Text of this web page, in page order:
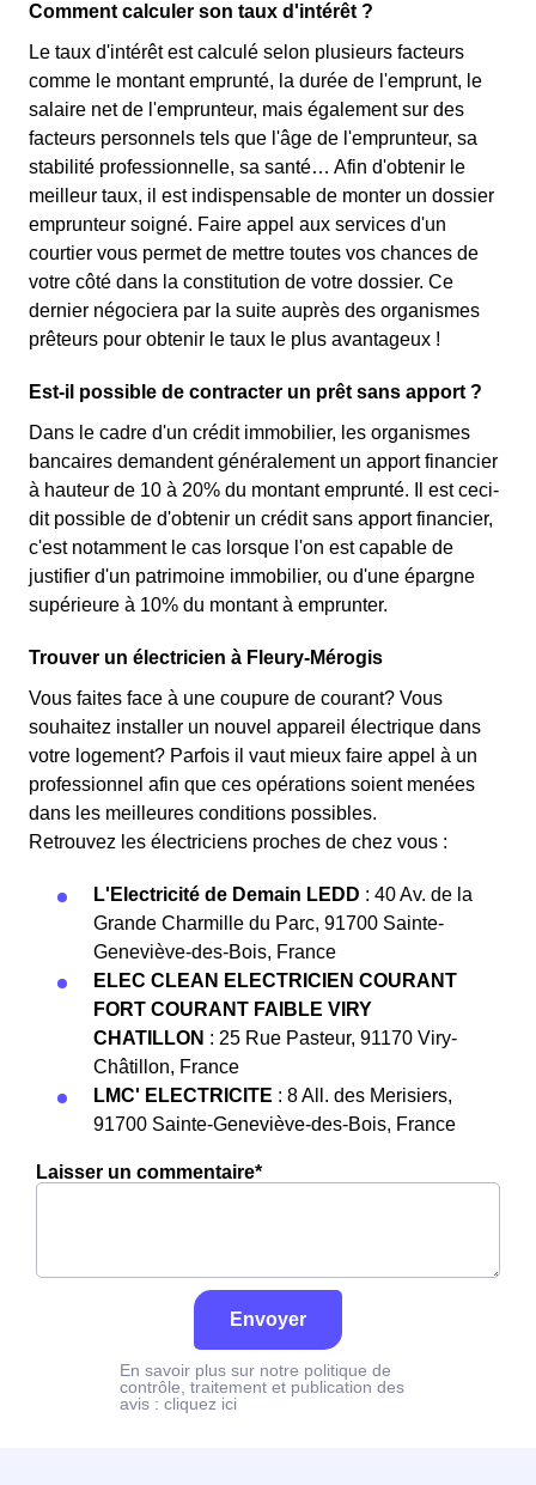
Comment calculer son taux d'intérêt ?
Le taux d'intérêt est calculé selon plusieurs facteurs
comme le montant emprunté, la durée de l'emprunt, le
salaire net de l'emprunteur, mais également sur des
facteurs personnels tels que l'âge de l'emprunteur, sa
stabilité professionnelle, sa santé… Afin d'obtenir le
meilleur taux, il est indispensable de monter un dossier
emprunteur soigné. Faire appel aux services d'un
courtier vous permet de mettre toutes vos chances de
votre côté dans la constitution de votre dossier. Ce
dernier négociera par la suite auprès des organismes
prêteurs pour obtenir le taux le plus avantageux !
Est-il possible de contracter un prêt sans apport ?
Dans le cadre d'un crédit immobilier, les organismes
bancaires demandent généralement un apport financier
à hauteur de 10 à 20% du montant emprunté. Il est ceci-
dit possible de d'obtenir un crédit sans apport financier,
c'est notamment le cas lorsque l'on est capable de
justifier d'un patrimoine immobilier, ou d'une épargne
supérieure à 10% du montant à emprunter.
Trouver un électricien à Fleury-Mérogis
Vous faites face à une coupure de courant? Vous
souhaitez installer un nouvel appareil électrique dans
votre logement? Parfois il vaut mieux faire appel à un
professionnel afin que ces opérations soient menées
dans les meilleures conditions possibles.
Retrouvez les électriciens proches de chez vous :
L'Electricité de Demain LEDD : 40 Av. de la
Grande Charmille du Parc, 91700 Sainte-
Geneviève-des-Bois, France
ELEC CLEAN ELECTRICIEN COURANT
FORT COURANT FAIBLE VIRY
CHATILLON : 25 Rue Pasteur, 91170 Viry-
Châtillon, France
LMC' ELECTRICITE : 8 All. des Merisiers,
91700 Sainte-Geneviève-des-Bois, France
Laisser un commentaire*
Envoyer
En savoir plus sur notre politique de
contrôle, traitement et publication des
avis : cliquez ici